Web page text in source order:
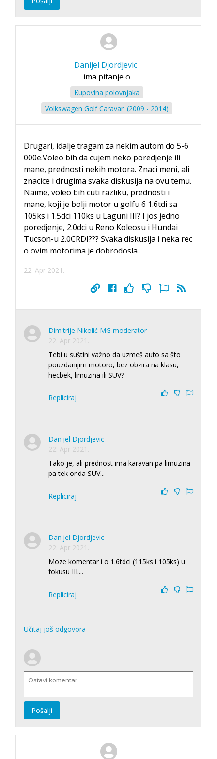
Danijel Djordjevic
ima pitanje o
Kupovina polovnjaka
Volkswagen Golf Caravan (2009 - 2014)
Drugari, idalje tragam za nekim autom do 5-6
000e.Voleo bih da cujem neko poredjenje ili
mane, prednosti nekih motora. Znaci meni, ali
znacice i drugima svaka diskusija na ovu temu.
Naime, voleo bih cuti razliku, prednosti i
mane, koji je bolji motor u golfu 6 1.6tdi sa
105ks i 1.5dci 110ks u Laguni III? I jos jedno
poredjenje, 2.0dci u Reno Koleosu i Hundai
Tucson-u 2.0CRDI??? Svaka diskusija i neka rec
o ovim motorima je dobrodosla...
22. Apr 2021.
Dimitrije Nikolić MG moderator
22. Apr 2021.
Tebi u suštini važno da uzmeš auto sa što
pouzdanijim motoro, bez obzira na klasu,
hecbek, limuzina ili SUV?
Repliciraj
Danijel Djordjevic
22. Apr 2021.
Tako je, ali prednost ima karavan pa limuzina
pa tek onda SUV...
Repliciraj
Danijel Djordjevic
22. Apr 2021.
Moze komentar i o 1.6tdci (115ks i 105ks) u
fokusu III....
Repliciraj
Učitaj još odgovora
Pošalji